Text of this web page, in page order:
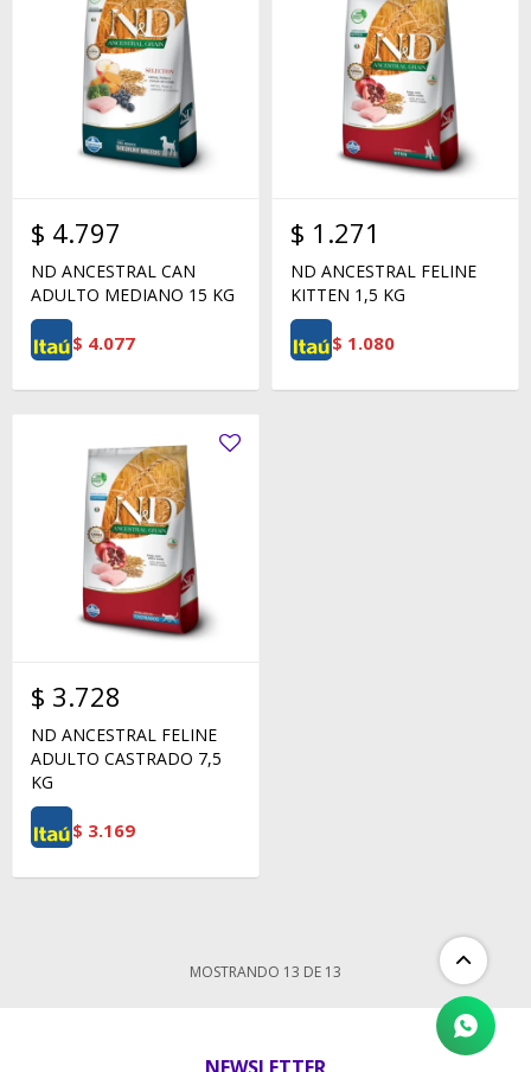
$ 4.797
ND ANCESTRAL CAN
ADULTO MEDIANO 15 KG
$ 4.077
$ 1.271
ND ANCESTRAL FELINE
KITTEN 1,5 KG
$ 1.080
$ 3.728
ND ANCESTRAL FELINE
ADULTO CASTRADO 7,5
KG
$ 3.169
MOSTRANDO 13 DE 13